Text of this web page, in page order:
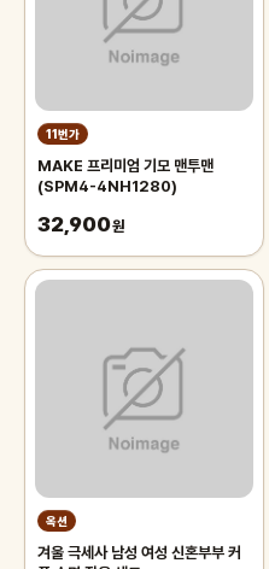
11번가
MAKE 프리미엄 기모 맨투맨
(SPM4-4NH1280)
32,900원
옥션
겨울 극세사 남성 여성 신혼부부 커